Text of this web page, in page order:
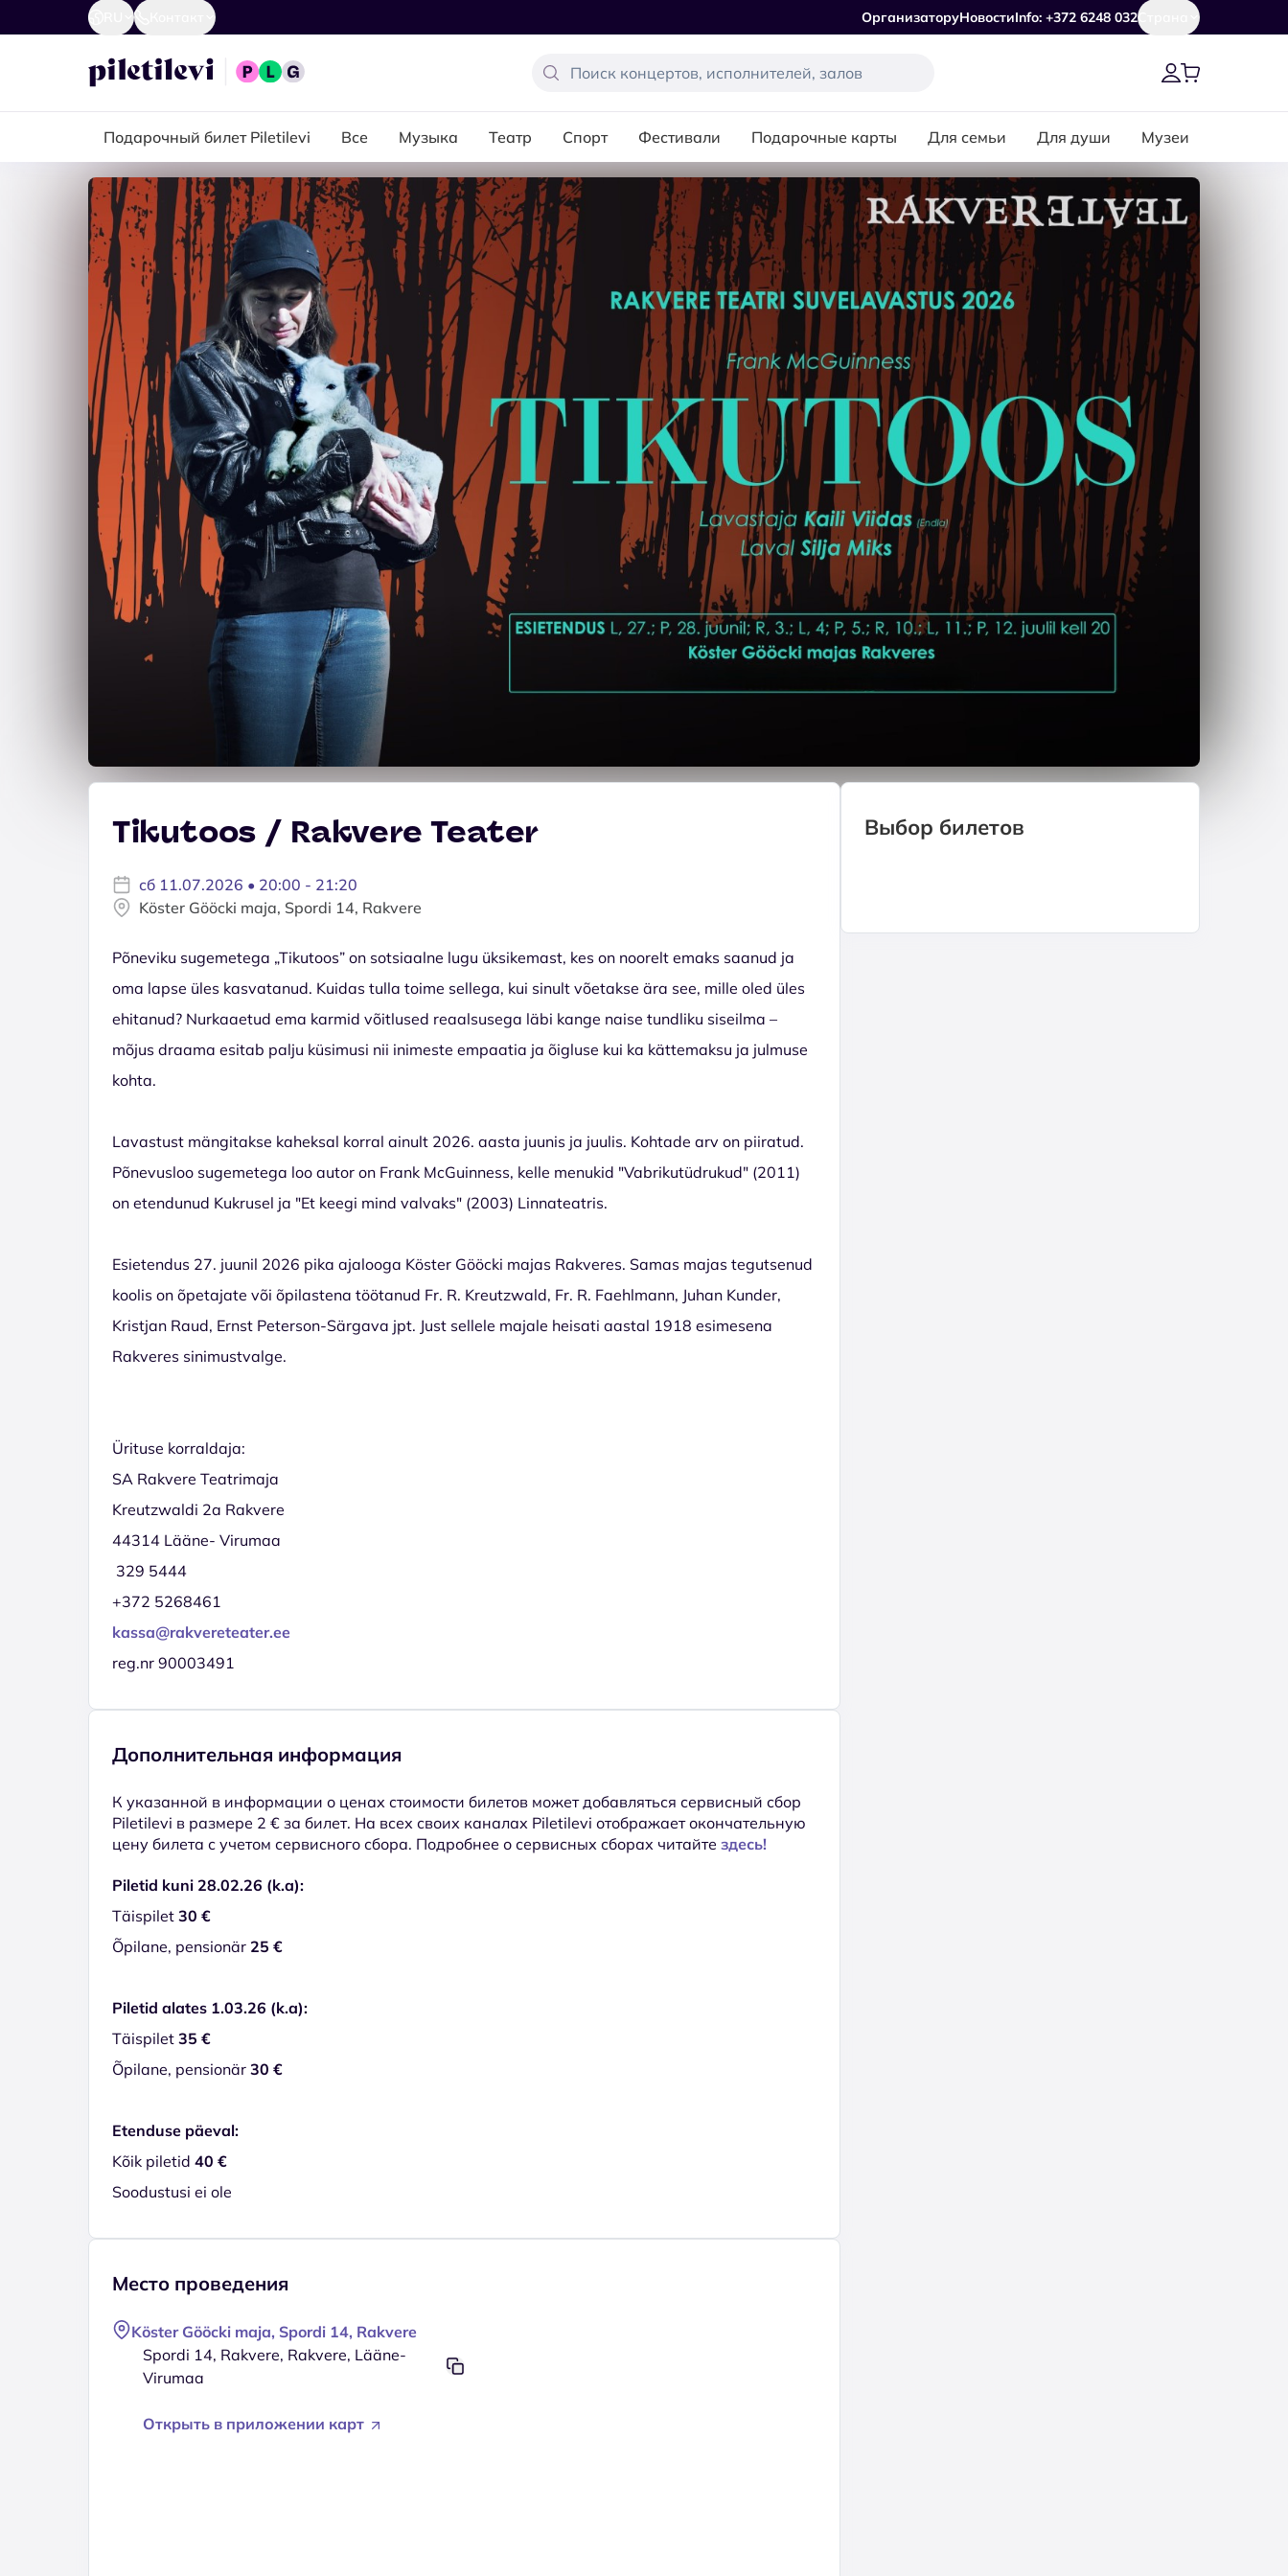
ОрганизаторуНовостиInfo: +372 6248 032Страна
Подарочный билет Piletilevi Все Музыка Театр Спорт Фестивали Подарочные карты Для семьи Для души Музеи
Tikutoos / Rakvere Teater
сб 11.07.2026 • 20:00 - 21:20
Köster Gööcki maja, Spordi 14, Rakvere
Põneviku sugemetega „Tikutoos” on sotsiaalne lugu üksikemast, kes on noorelt emaks saanud ja
oma lapse üles kasvatanud. Kuidas tulla toime sellega, kui sinult võetakse ära see, mille oled üles
ehitanud? Nurkaaetud ema karmid võitlused reaalsusega läbi kange naise tundliku siseilma –
mõjus draama esitab palju küsimusi nii inimeste empaatia ja õigluse kui ka kättemaksu ja julmuse
kohta.
Lavastust mängitakse kaheksal korral ainult 2026. aasta juunis ja juulis. Kohtade arv on piiratud.
Põnevusloo sugemetega loo autor on Frank McGuinness, kelle menukid "Vabrikutüdrukud" (2011)
on etendunud Kukrusel ja "Et keegi mind valvaks" (2003) Linnateatris.
Esietendus 27. juunil 2026 pika ajalooga Köster Gööcki majas Rakveres. Samas majas tegutsenud
koolis on õpetajate või õpilastena töötanud Fr. R. Kreutzwald, Fr. R. Faehlmann, Juhan Kunder,
Kristjan Raud, Ernst Peterson-Särgava jpt. Just sellele majale heisati aastal 1918 esimesena
Rakveres sinimustvalge.
Ürituse korraldaja:
SA Rakvere Teatrimaja
Kreutzwaldi 2a Rakvere
44314 Lääne- Virumaa
329 5444
+372 5268461
kassa@rakvereteater.ee
reg.nr 90003491
Дополнительная информация
К указанной в информации о ценах стоимости билетов может добавляться сервисный сбор
Piletilevi в размере 2 € за билет. На всех своих каналах Piletilevi отображает окончательную
цену билета с учетом сервисного сбора. Подробнее о сервисных сборах читайте здесь!
Piletid kuni 28.02.26 (k.a):
Täispilet 30 €
Õpilane, pensionär 25 €
Piletid alates 1.03.26 (k.a):
Täispilet 35 €
Õpilane, pensionär 30 €
Etenduse päeval:
Kõik piletid 40 €
Soodustusi ei ole
Место проведения
Köster Gööcki maja, Spordi 14, Rakvere
Spordi 14, Rakvere, Rakvere, Lääne-
Virumaa
Открыть в приложении карт
Выбор билетов